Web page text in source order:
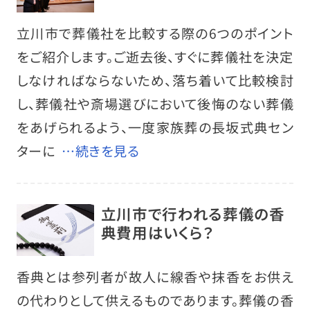
立川市で葬儀社を比較する際の6つのポイント
をご紹介します。ご逝去後、すぐに葬儀社を決定
しなければならないため、落ち着いて比較検討
し、葬儀社や斎場選びにおいて後悔のない葬儀
をあげられるよう、一度家族葬の長坂式典セン
ターに …続きを見る
立川市で行われる葬儀の香
典費用はいくら？
香典とは参列者が故人に線香や抹香をお供え
の代わりとして供えるものであります。葬儀の香